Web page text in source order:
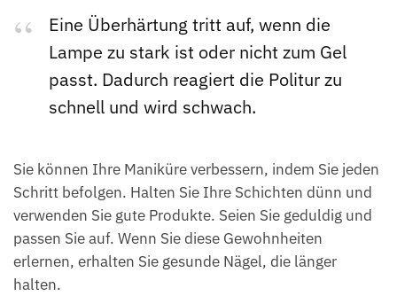
Eine Überhärtung tritt auf, wenn die
Lampe zu stark ist oder nicht zum Gel
passt. Dadurch reagiert die Politur zu
schnell und wird schwach.
Sie können Ihre Maniküre verbessern, indem Sie jeden
Schritt befolgen. Halten Sie Ihre Schichten dünn und
verwenden Sie gute Produkte. Seien Sie geduldig und
passen Sie auf. Wenn Sie diese Gewohnheiten
erlernen, erhalten Sie gesunde Nägel, die länger
halten.